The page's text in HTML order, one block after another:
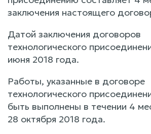
заключения настоящего
Датой заключения договоров
технологического
июня 2018 года.
Работы, указанные в договоре
технологического
быть выполнены в течении 4
28 октября 2018 года.